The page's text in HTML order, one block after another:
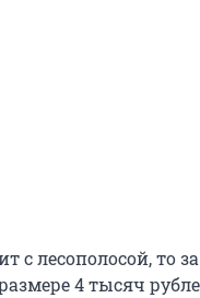
с лесополосой, то
4 тысяч